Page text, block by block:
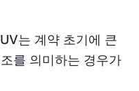
는 계약 초기에 큰
를 의미하는 경우가